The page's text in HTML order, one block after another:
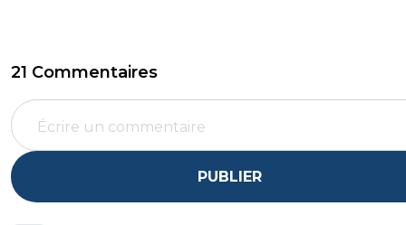
21 Commentaires
PUBLIER